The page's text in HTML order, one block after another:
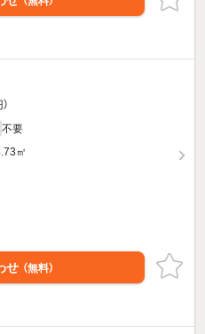
不要
㎡
せ （無料）